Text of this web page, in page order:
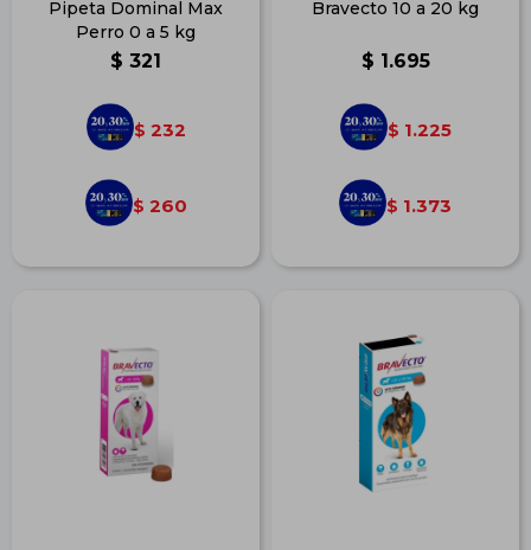
Pipeta Dominal Max
Perro 0 a 5 kg
$ 321
$ 232
$ 260
Bravecto 10 a 20 kg
$ 1.695
$ 1.225
$ 1.373